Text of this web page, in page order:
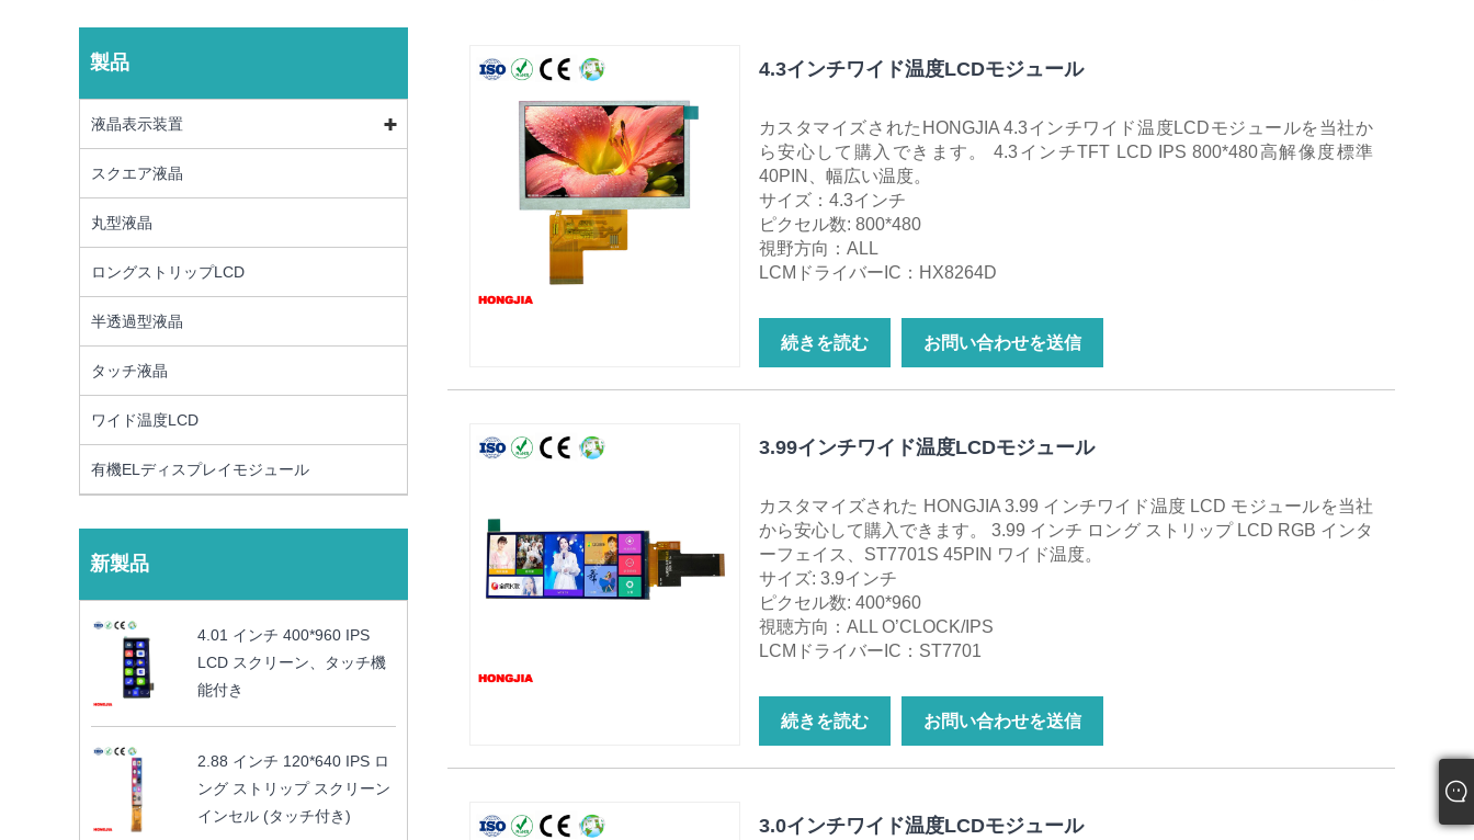
製品
液晶表示装置
スクエア液晶
丸型液晶
ロングストリップLCD
半透過型液晶
タッチ液晶
ワイド温度LCD
有機ELディスプレイモジュール
新製品
4.01 インチ 400*960 IPS
LCD スクリーン、タッチ機
能付き
2.88 インチ 120*640 IPS ロ
ング ストリップ スクリーン
インセル (タッチ付き)
4.3インチワイド温度LCDモジュール
カスタマイズされたHONGJIA 4.3インチワイド温度LCDモジュールを当社か
ら安心して購入できます。 4.3インチTFT LCD IPS 800*480高解像度標準
40PIN、幅広い温度。
サイズ：4.3インチ
ピクセル数: 800*480
視野方向：ALL
LCMドライバーIC：HX8264D
続きを読む お問い合わせを送信
3.99インチワイド温度LCDモジュール
カスタマイズされた HONGJIA 3.99 インチワイド温度 LCD モジュールを当社
から安心して購入できます。 3.99 インチ ロング ストリップ LCD RGB インタ
ーフェイス、ST7701S 45PIN ワイド温度。
サイズ: 3.9インチ
ピクセル数: 400*960
視聴方向：ALL O’CLOCK/IPS
LCMドライバーIC：ST7701
続きを読む お問い合わせを送信
3.0インチワイド温度LCDモジュール